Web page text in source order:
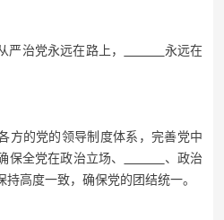
治党永远在路上，
永远在
的党的领导制度体系，完善党中
保全党在政治立场、
、政治
高度一致，确保党的团结统一。